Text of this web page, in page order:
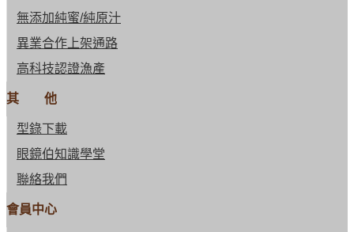
無添加純蜜/純原汁
異業合作上架通路
高科技認證漁產
其 他
型錄下載
眼鏡伯知識學堂
聯絡我們
會員中心